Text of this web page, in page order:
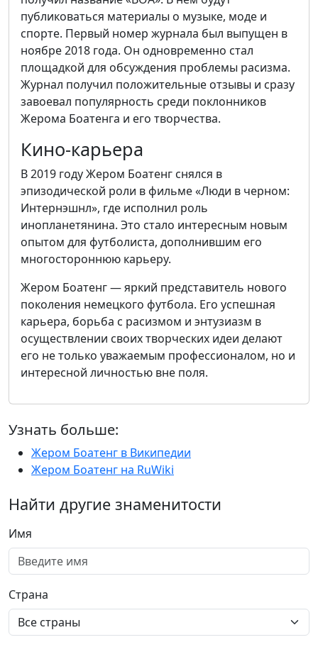
публиковаться материалы о музыке, моде и
спорте. Первый номер журнала был выпущен в
ноябре 2018 года. Он одновременно стал
площадкой для обсуждения проблемы расизма.
Журнал получил положительные отзывы и сразу
завоевал популярность среди поклонников
Жерома Боатенга и его творчества.
Кино-карьера
В 2019 году Жером Боатенг снялся в
эпизодической роли в фильме «Люди в черном:
Интернэшнл», где исполнил роль
инопланетянина. Это стало интересным новым
опытом для футболиста, дополнившим его
многостороннюю карьеру.
Жером Боатенг — яркий представитель нового
поколения немецкого футбола. Его успешная
карьера, борьба с расизмом и энтузиазм в
осуществлении своих творческих идеи делают
его не только уважаемым профессионалом, но и
интересной личностью вне поля.
Узнать больше:
Жером Боатенг в Википедии
Жером Боатенг на RuWiki
Найти другие знаменитости
Имя
Страна